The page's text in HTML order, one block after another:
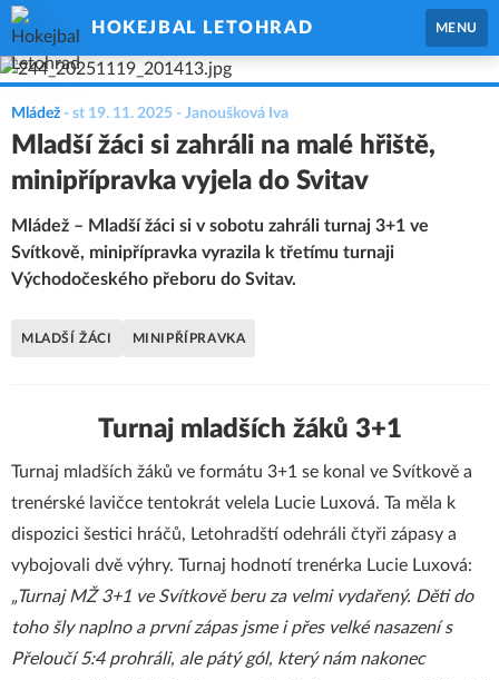
HOKEJBAL LETOHRAD MENU
Mládež - st 19. 11. 2025 - Janoušková Iva
Mladší žáci si zahráli na malé hřiště,
minipřípravka vyjela do Svitav
Mládež – Mladší žáci si v sobotu zahráli turnaj 3+1 ve
Svítkově, minipřípravka vyrazila k třetímu turnaji
Východočeského přeboru do Svitav.
MLADŠÍ ŽÁCI MINIPŘÍPRAVKA
Turnaj mladších žáků 3+1
Turnaj mladších žáků ve formátu 3+1 se konal ve Svítkově a
trenérské lavičce tentokrát velela Lucie Luxová. Ta měla k
dispozici šestici hráčů, Letohradští odehráli čtyři zápasy a
vybojovali dvě výhry. Turnaj hodnotí trenérka Lucie Luxová:
„Turnaj MŽ 3+1 ve Svítkově beru za velmi vydařený. Děti do
toho šly naplno a první zápas jsme i přes velké nasazení s
Přeloučí 5:4 prohráli, ale pátý gól, který nám nakonec